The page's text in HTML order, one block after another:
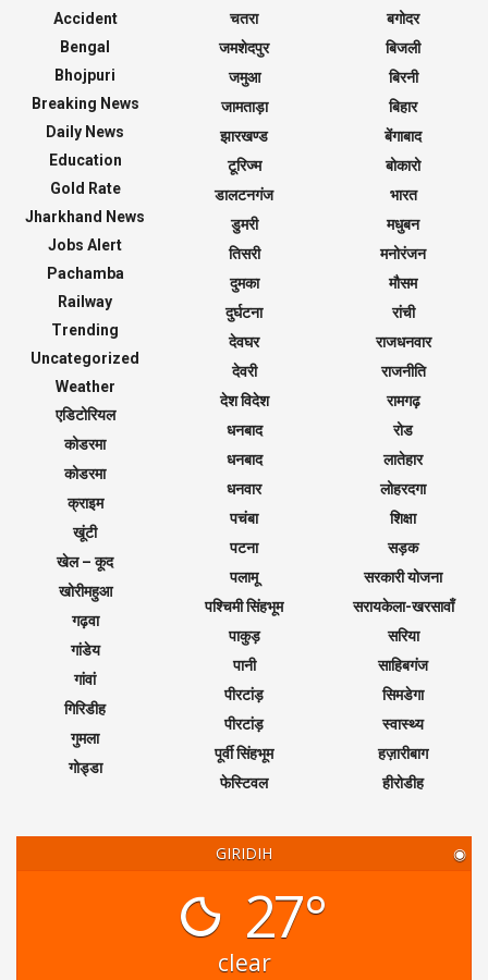
Accident
Bengal
Bhojpuri
Breaking News
Daily News
Education
Gold Rate
Jharkhand News
Jobs Alert
Pachamba
Railway
Trending
Uncategorized
Weather
एडिटोरियल
कोडरमा
कोडरमा
क्राइम
खूंटी
खेल – कूद
खोरीमहुआ
गढ़वा
गांडेय
गांवां
गिरिडीह
गुमला
गोड्डा
चतरा
जमशेदपुर
जमुआ
जामताड़ा
झारखण्ड
टूरिज्म
डालटनगंज
डुमरी
तिसरी
दुमका
दुर्घटना
देवघर
देवरी
देश विदेश
धनबाद
धनबाद
धनवार
पचंबा
पटना
पलामू
पश्चिमी सिंहभूम
पाकुड़
पानी
पीरटांड़
पीरटांड़
पूर्वी सिंहभूम
फेस्टिवल
बगोदर
बिजली
बिरनी
बिहार
बेंगाबाद
बोकारो
भारत
मधुबन
मनोरंजन
मौसम
रांची
राजधनवार
राजनीति
रामगढ़
रोड
लातेहार
लोहरदगा
शिक्षा
सड़क
सरकारी योजना
सरायकेला-खरसावाँ
सरिया
साहिबगंज
सिमडेगा
स्वास्थ्य
हज़ारीबाग
हीरोडीह
GIRIDIH ◉
27°
clear